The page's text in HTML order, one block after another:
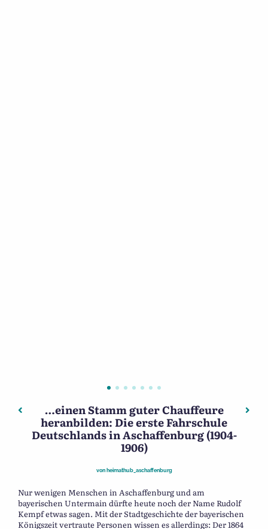
Beitragsnavigation
Vorheriger: Metal Aschaffenburg
…einen Stamm guter Chauffeure
heranbilden: Die erste Fahrschule
Deutschlands in Aschaffenburg (1904-
1906)
von heimathub_aschaffenburg
Nur wenigen Menschen in Aschaffenburg und am
bayerischen Untermain dürfte heute noch der Name Rudolf
Kempf etwas sagen. Mit der Stadtgeschichte der bayerischen
Königszeit vertraute Personen wissen es allerdings: Der 1864